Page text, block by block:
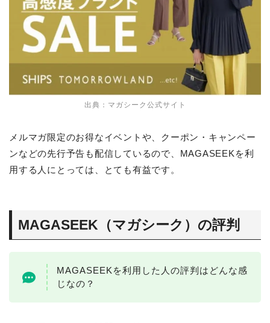
出典：マガシーク公式サイト
メルマガ限定のお得なイベントや、クーポン・キャンペー
ンなどの先行予告も配信しているので、MAGASEEKを利
用する人にとっては、とても有益です。
MAGASEEK（マガシーク）の評判
MAGASEEKを利用した人の評判はどんな感
じなの？